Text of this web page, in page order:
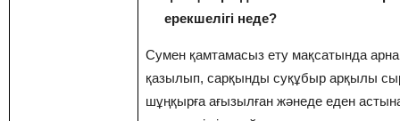
ерекшелігі неде?
Сумен қамтамасыз ету мақсатында
қазылып, сарқынды суқұбыр арқылы
шұңқырға ағызылған жәнеде еден